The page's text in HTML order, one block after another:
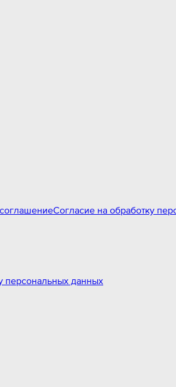
Согласие на обработку
персональных данных